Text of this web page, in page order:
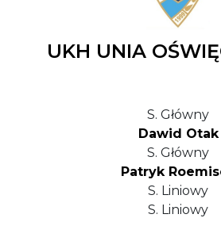
UKH UNIA
S. Główny
Dawid Otak
S. Główny
Patryk
S. Liniowy
S. Liniowy